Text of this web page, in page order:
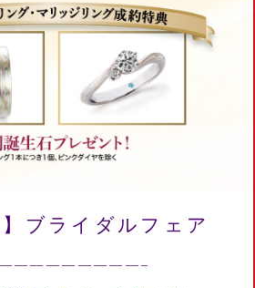
】ブライダルフェア